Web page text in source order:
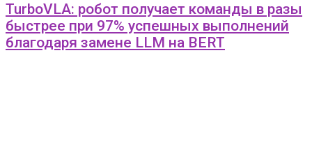
TurboVLA: робот получает команды в разы
быстрее при 97% успешных выполнений
благодаря замене LLM на BERT